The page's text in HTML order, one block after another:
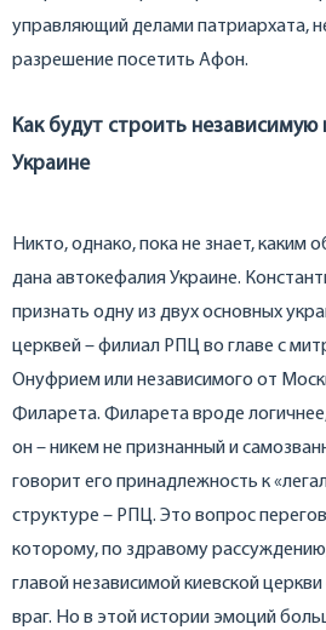
управляющий делами патриархата,
разрешение посетить Афон.
Как будут строить независимую
Украине
Никто, однако, пока не знает, каким
дана автокефалия Украине.
признать одну из двух основных
церквей – филиал РПЦ во главе с
Онуфрием или независимого от
Филарета. Филарета вроде
он – никем не признанный и
говорит его принадлежность к
структуре – РПЦ. Это вопрос
которому, по здравому
главой независимой киевской церкви
враг. Но в этой истории эмоций